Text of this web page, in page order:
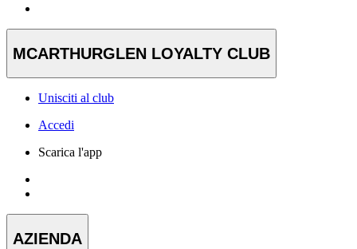
MCARTHURGLEN LOYALTY CLUB
Unisciti al club
Accedi
Scarica l'app
AZIENDA